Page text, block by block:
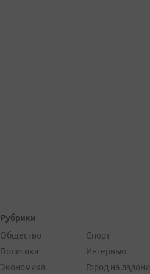
Рубрики
Общество
Политика
Экономика
Спорт
Интервью
Город на ладони